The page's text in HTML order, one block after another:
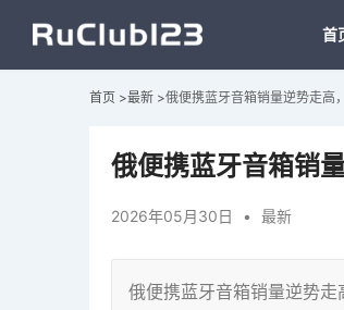
首
首页 >最新 >俄便携蓝牙音箱销量逆势走高
俄便携蓝牙音箱销
2026年05月30日 • 最新
俄便携蓝牙音箱销量逆势